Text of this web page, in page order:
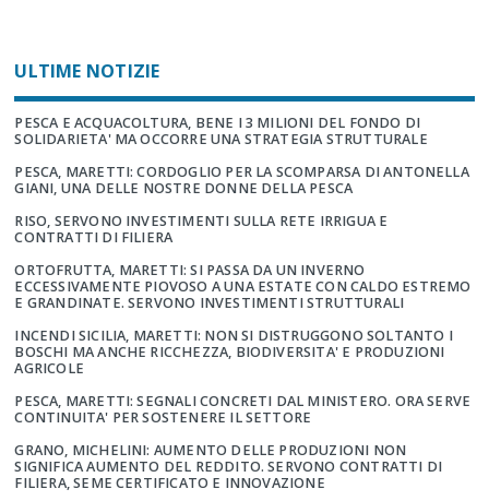
ULTIME NOTIZIE
PESCA E ACQUACOLTURA, BENE I 3 MILIONI DEL FONDO DI
SOLIDARIETA' MA OCCORRE UNA STRATEGIA STRUTTURALE
PESCA, MARETTI: CORDOGLIO PER LA SCOMPARSA DI ANTONELLA
GIANI, UNA DELLE NOSTRE DONNE DELLA PESCA
RISO, SERVONO INVESTIMENTI SULLA RETE IRRIGUA E
CONTRATTI DI FILIERA
ORTOFRUTTA, MARETTI: SI PASSA DA UN INVERNO
ECCESSIVAMENTE PIOVOSO A UNA ESTATE CON CALDO ESTREMO
E GRANDINATE. SERVONO INVESTIMENTI STRUTTURALI
INCENDI SICILIA, MARETTI: NON SI DISTRUGGONO SOLTANTO I
BOSCHI MA ANCHE RICCHEZZA, BIODIVERSITA' E PRODUZIONI
AGRICOLE
PESCA, MARETTI: SEGNALI CONCRETI DAL MINISTERO. ORA SERVE
CONTINUITA' PER SOSTENERE IL SETTORE
GRANO, MICHELINI: AUMENTO DELLE PRODUZIONI NON
SIGNIFICA AUMENTO DEL REDDITO. SERVONO CONTRATTI DI
FILIERA, SEME CERTIFICATO E INNOVAZIONE